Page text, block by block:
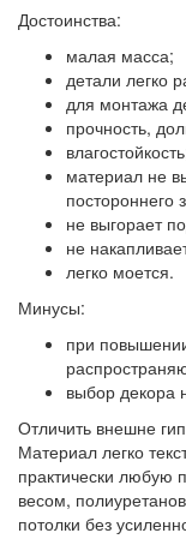
Достоинства:
малая масса;
детали легко
для монтажа
прочность,
материал не
постороннего
не выгорает
не
легко моется.
Минусы:
при
выбор декора
Отличить внешне
Материал легко
практически любую
весом,
потолки без